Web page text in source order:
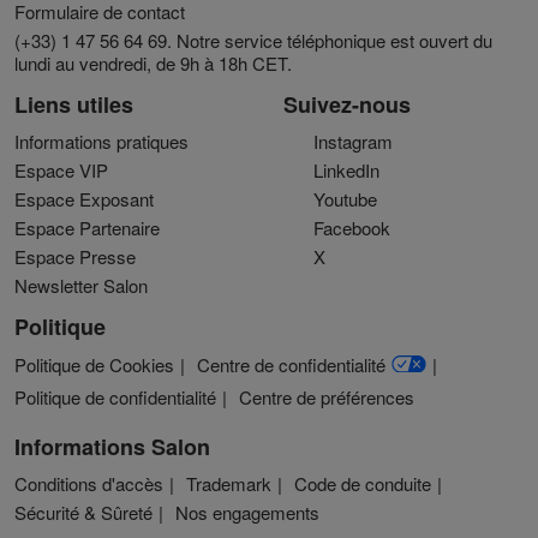
Formulaire de contact
(+33) 1 47 56 64 69. Notre service téléphonique est ouvert du
lundi au vendredi, de 9h à 18h CET.
Liens utiles
Informations pratiques
Espace VIP
Espace Exposant
Espace Partenaire
Espace Presse
Newsletter Salon
Suivez-nous
Instagram
LinkedIn
Youtube
Facebook
X
Politique
Politique de Cookies
Centre de confidentialité
Politique de confidentialité
Centre de préférences
Informations Salon
Conditions d'accès Trademark
Code de conduite
Sécurité & Sûreté
Nos engagements